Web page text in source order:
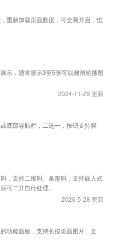
；
能；
过页面JS调用来实现自定义；
重新加载页面数据，可全局开启，也
示，通常显示3至5张可以侧滑轮播图
2024-11-29 更新
底部导航栏，二选一，按钮支持脚
，支持二维码、条形码，支持嵌入式
可二开自行处理。
2026-5-28 更新
功能面板，支持长按页面图片、文